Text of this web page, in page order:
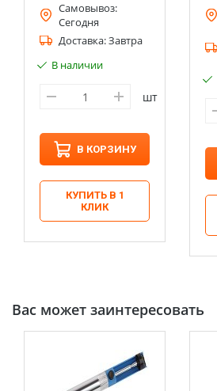
Самовывоз:
Сегодня
Доставка:Завтра
В наличии
шт
В КОРЗИНУ
КУПИТЬ В 1
КЛИК
Вас может заинтересовать